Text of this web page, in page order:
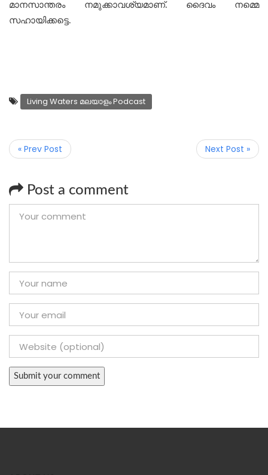
മാനസാന്തരം നമുക്കാവശ്യമാണ്. ദൈവം നമ്മെ
സഹായിക്കട്ടെ.
Living Waters മലയാളം Podcast
« Prev Post Next Post »
Post a comment